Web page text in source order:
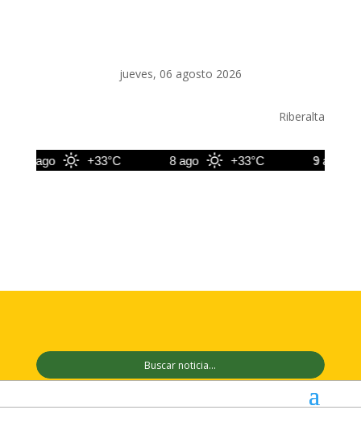
jueves, 06 agosto 2026
Riberalta
7 ago +33°C 8 ago +33°C 9 ago